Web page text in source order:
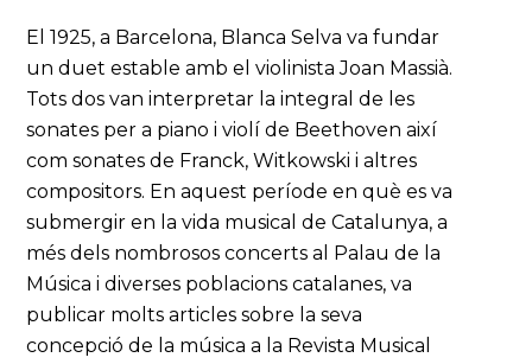
El 1925, a Barcelona, Blanca Selva va fundar
un duet estable amb el violinista Joan Massià.
Tots dos van interpretar la integral de les
sonates per a piano i violí de Beethoven així
com sonates de Franck, Witkowski i altres
compositors. En aquest període en què es va
submergir en la vida musical de Catalunya, a
més dels nombrosos concerts al Palau de la
Música i diverses poblacions catalanes, va
publicar molts articles sobre la seva
concepció de la música a la Revista Musical